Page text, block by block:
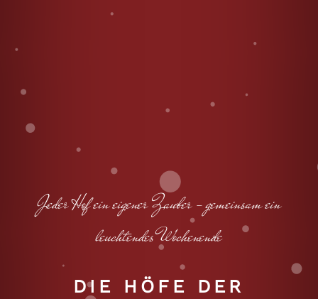
Jeder Hof ein eigener Zauber – gemeinsam ein
leuchtendes Wochenende
DIE HÖFE DER